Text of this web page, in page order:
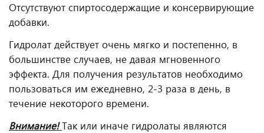
Отсутствуют спиртосодержащие и консервирующие
добавки.
Гидролат действует очень мягко и постепенно, в
большинстве случаев, не давая мгновенного
эффекта. Для получения результатов необходимо
пользоваться им ежедневно, 2-3 раза в день, в
течение некоторого времени.
Внимание!Так или иначе гидролаты являются